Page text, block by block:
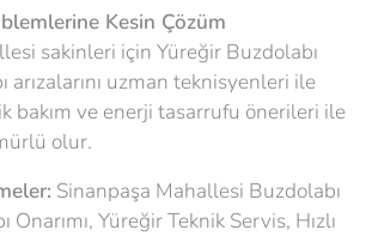
Kesin Çözüm
sakinleri için Yüreğir Buzdolabı
arızalarını uzman teknisyenleri ile
bakım ve enerji tasarrufu önerileri ile
olur.
Sinanpaşa Mahallesi Buzdolabı
Onarımı, Yüreğir Teknik Servis, Hızlı